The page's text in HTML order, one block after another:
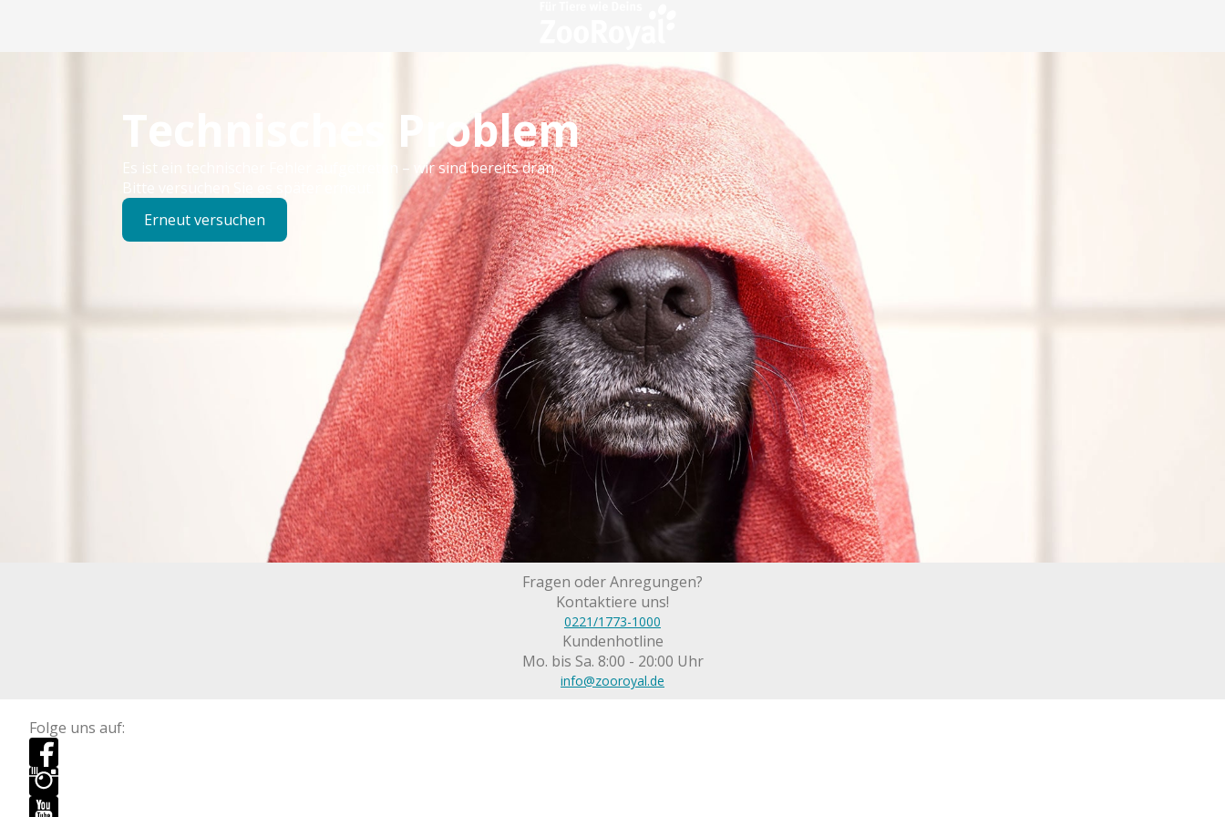
Technisches Problem
Es ist ein technischer Fehler aufgetreten – wir sind bereits dran.
Bitte versuchen Sie es später erneut.
Erneut versuchen
Fragen oder Anregungen?
Kontaktiere uns!
0221/1773-1000
Kundenhotline
Mo. bis Sa. 8:00 - 20:00 Uhr
info@zooroyal.de
Folge uns auf: